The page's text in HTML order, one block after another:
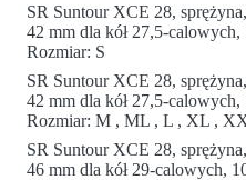
SR Suntour XCE 28,
42 mm dla kół 27,5-
Rozmiar: S
SR Suntour XCE 28,
42 mm dla kół 27,5-
Rozmiar: M , ML , L , XL ,
SR Suntour XCE 28,
46 mm dla kół 29-calowych,